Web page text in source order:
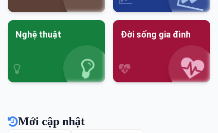
Nghệ thuật Đời sống gia đình
Mới cập nhật